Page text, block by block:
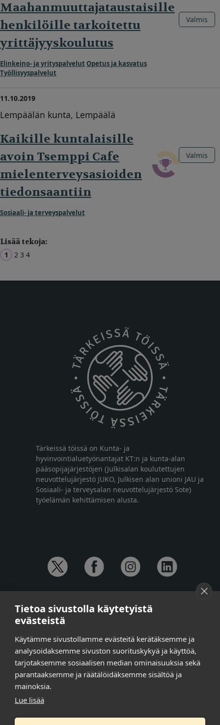
Maahanmuuttajataustaisille
henkilöille tarkoitettu
yrittäjyyskoulutus
Elinkeino- ja yrityspalvelut Opetus ja kasvatus
Työllisyyspalvelut
Valmis
11.10.2019
Lempäälän kunta, Lempäälä
Kaikille kuntalaisille
avoin Tsemppi Cafe
mielenterveysasioiden
tiedonsaantiin
Sosiaali- ja terveyspalvelut
Valmis
Lisää tekoja:
1 2 3 4
Tärkeissä töissä on Kunta- ja
hyvinvointialuetyönantajat KT:n ja kunta-alan
pääsopijajärjestöjen (Julkisalan koulutettujen
neuvottelujärjestö JUKO, Julkisen alan unioni JAU ja
Sosiaali- ja terveysalan neuvottelujärjestö Sote)
työelämän kehittämisen alusta.
Anna-Mari Jaanu, kehittämispäällikkö,
puh. +358 50 572 4620
Henna Honkalo,
viestintäpäällikkö,
puh. +358 50 479 6618
Ilari Raiski, viestintä- ja tapahtumakoordinaattori,
puh. +358 45 130 3832
Susanna Laasio,
tarkeissatoissa[a]kt.fi
Tietoa sivustolla käytetyistä
evästeistä
Käytämme sivustollamme evästeitä kerätäksemme ja
analysoidaksemme sivuston suorituskykyä ja käyttöä,
tarjotaksemme sosiaalisen median ominaisuuksia sekä
parantaaksemme ja räätälöidäksemme sisältöä ja
mainoksia.
Lue lisää